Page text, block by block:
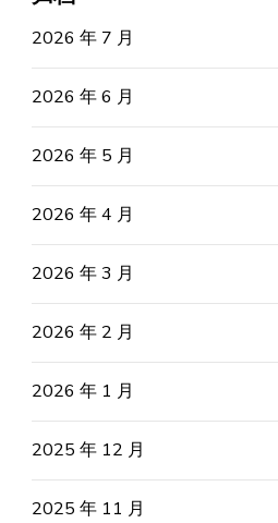
2026 年 7 月
2026 年 6 月
2026 年 5 月
2026 年 4 月
2026 年 3 月
2026 年 2 月
2026 年 1 月
2025 年 12 月
2025 年 11 月